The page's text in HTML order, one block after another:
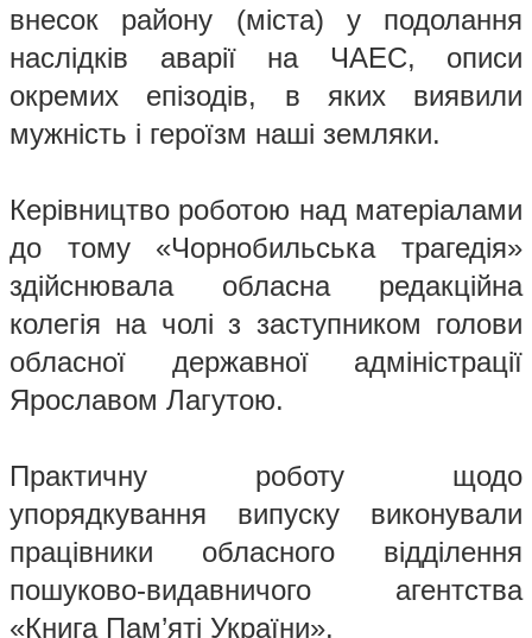
внесок району (міста) у подолання
наслідків аварії на ЧАЕС, описи
окремих епізодів, в яких виявили
мужність і героїзм наші земляки.
Керівництво роботою над матеріалами
до тому «Чорнобильська трагедія»
здійснювала обласна редакційна
колегія на чолі з заступником голови
обласної державної адміністрації
Ярославом Лагутою.
Практичну роботу щодо
упорядкування випуску виконували
працівники обласного відділення
пошуково-видавничого агентства
«Книга Пам’яті України».